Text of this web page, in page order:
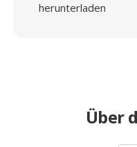
herunterladen
Über